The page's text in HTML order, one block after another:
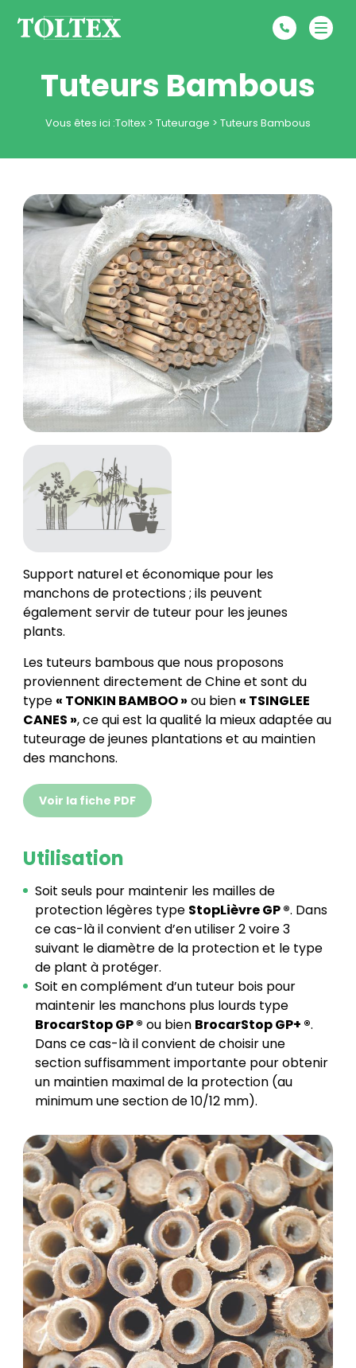
Tuteurs Bambous
Vous êtes ici :Toltex > Tuteurage > Tuteurs Bambous
Support naturel et économique pour les
manchons de protections ; ils peuvent
également servir de tuteur pour les jeunes
plants.
Les tuteurs bambous que nous proposons
proviennent directement de Chine et sont du
type « TONKIN BAMBOO » ou bien « TSINGLEE
CANES », ce qui est la qualité la mieux adaptée au
tuteurage de jeunes plantations et au maintien
des manchons.
Voir la fiche PDF
Utilisation
Soit seuls pour maintenir les mailles de
protection légères type StopLièvre GP ®. Dans
ce cas-là il convient d’en utiliser 2 voire 3
suivant le diamètre de la protection et le type
de plant à protéger.
Soit en complément d’un tuteur bois pour
maintenir les manchons plus lourds type
BrocarStop GP ® ou bien BrocarStop GP+ ®.
Dans ce cas-là il convient de choisir une
section suffisamment importante pour obtenir
un maintien maximal de la protection (au
minimum une section de 10/12 mm).